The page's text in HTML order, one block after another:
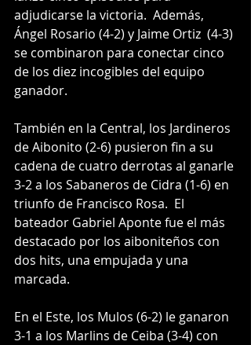
adjudicarse la victoria.  Además,
Ángel Rosario (4-2) y Jaime Ortiz  (4-3)
se combinaron para conectar cinco
de los diez incogibles del equipo
ganador.
También en la Central, los Jardineros
de Aibonito (2-6) pusieron fin a su
cadena de cuatro derrotas al ganarle
3-2 a los Sabaneros de Cidra (1-6) en
triunfo de Francisco Rosa.  El
bateador Gabriel Aponte fue el más
destacado por los aiboniteños con
dos hits, una empujada y una
marcada.
En el Este, los Mulos (6-2) le ganaron
3-1 a los Marlins de Ceiba (3-4) con